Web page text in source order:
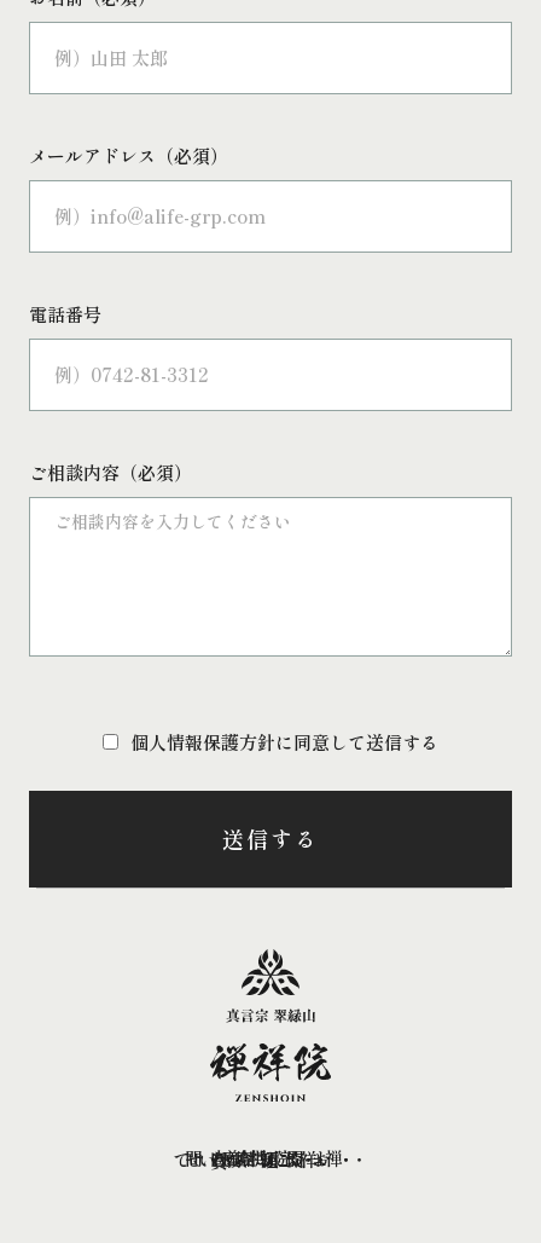
メールアドレス（必須）
電話番号
ご相談内容（必須）
個人情報保護方針に同意して送信する
送信する
・禅祥院について ・ご供養
・ご祈願
・よく頂く質問・交通案内
・お知らせ
・お問い合わせ